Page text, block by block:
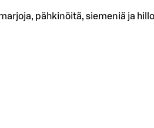
pähkinöitä, siemeniä ja